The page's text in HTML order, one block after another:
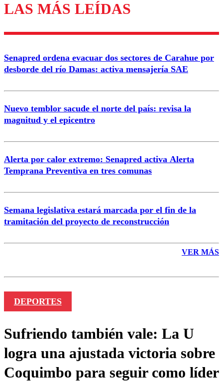
Los comentarios son moderados para garantizar un
diálogo respetuoso.
Correo
LAS MÁS LEÍDAS
Senapred ordena evacuar dos sectores de Carahue por
desborde del río Damas: activa mensajería SAE
Nuevo temblor sacude el norte del país: revisa la
magnitud y el epicentro
Alerta por calor extremo: Senapred activa Alerta
Temprana Preventiva en tres comunas
Semana legislativa estará marcada por el fin de la
tramitación del proyecto de reconstrucción
VER MÁS
DEPORTES
Sufriendo también vale: La U
logra una ajustada victoria sobre
Coquimbo para seguir como líder